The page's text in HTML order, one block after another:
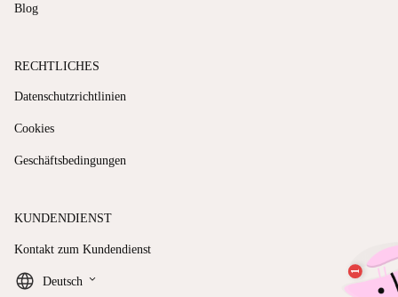
Blog
RECHTLICHES
Datenschutzrichtlinien
Cookies
Geschäftsbedingungen
KUNDENDIENST
Kontakt zum Kundendienst
Deutsch keyboard_arrow_down